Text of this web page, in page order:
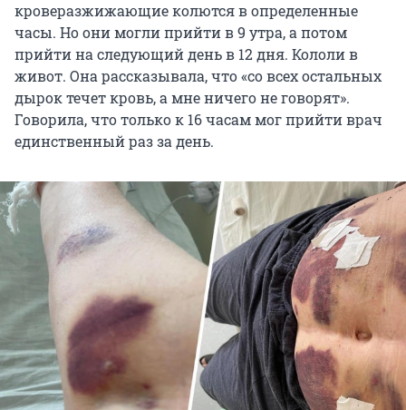
кроверазжижающие колются в определенные
часы. Но они могли прийти в 9 утра, а потом
прийти на следующий день в 12 дня. Кололи в
живот. Она рассказывала, что «со всех остальных
дырок течет кровь, а мне ничего не говорят».
Говорила, что только к 16 часам мог прийти врач
единственный раз за день.